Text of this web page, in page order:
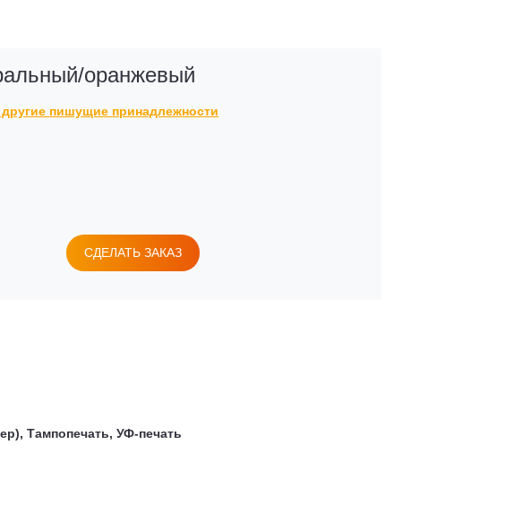
оранжевый
пишущие принадлежности
СДЕЛАТЬ ЗАКАЗ
Тампопечать, УФ-печать